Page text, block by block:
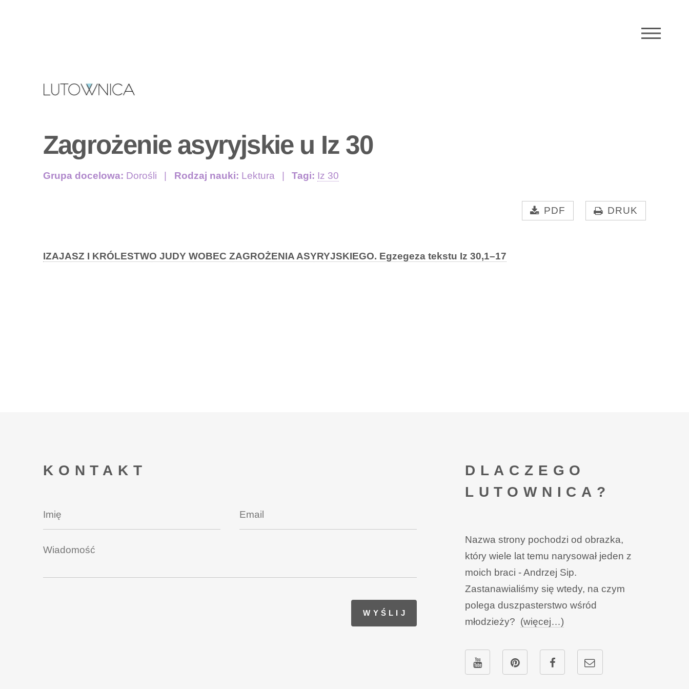
Zagrożenie asyryjskie u Iz 30
Grupa docelowa: Dorośli Rodzaj nauki: Lektura Tagi: Iz 30
PDF DRUK
IZAJASZ I KRÓLESTWO JUDY WOBEC ZAGROŻENIA ASYRYJSKIEGO. Egzegeza tekstu Iz 30,1–17
KONTAKT
DLACZEGO
LUTOWNICA?
Nazwa strony pochodzi od obrazka,
który wiele lat temu narysował jeden z
moich braci - Andrzej Sip.
Zastanawialiśmy się wtedy, na czym
polega duszpasterstwo wśród
młodzieży? (więcej…)